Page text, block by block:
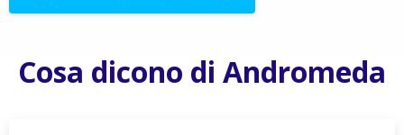
Cosa dicono di Andromeda